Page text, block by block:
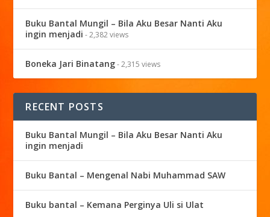
Buku Bantal Mungil – Bila Aku Besar Nanti Aku
ingin menjadi - 2,382 views
Boneka Jari Binatang- 2,315 views
RECENT POSTS
Buku Bantal Mungil – Bila Aku Besar Nanti Aku
ingin menjadi
Buku Bantal – Mengenal Nabi Muhammad SAW
Buku bantal – Kemana Perginya Uli si Ulat